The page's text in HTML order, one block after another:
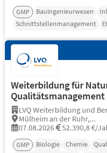
GMP Bauingenieurwesen
Schnittstellenmanagement
Weiterbildung für
LVQ Weiterbildung und
Mülheim an der Ruhr,...
07.08.2026
52.390,8 €/
GMP Biologie Chemie